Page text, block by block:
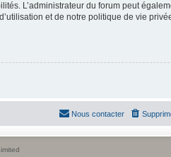
L’administrateur du forum peut
et de notre politique de vie
Nous contacter